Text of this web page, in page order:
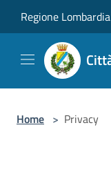
Regione Lombardia
Home > Privacy